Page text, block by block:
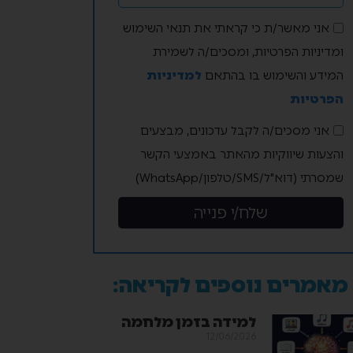
אני מאשר/ת כי קראתי את תנאי השימוש
ומדיניות הפרטיות, ומסכים/ה לשמירת
המידע והשימוש בו בהתאם למדיניות
הפרטיות
אני מסכים/ה לקבל עדכונים, מבצעים
והצעות שיווקיות מהאתר באמצעי הקשר
שמסרתי (דוא"ל/SMS/טלפון/WhatsApp)
שלח/י פנייה
מאמרים נוספים לקריאה:
למידה בזמן מלחמה